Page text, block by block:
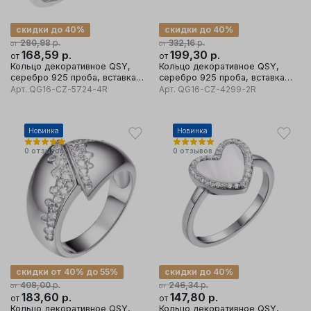
от 280,98р.
скидки до 40%
от 168,59 р.
Кольцо декоративное QSY,
серебро 925 проба, вставка
кубический цирконий
Арт. QG16-CZ-5724-4R
от 332,16р.
скидки до 40%
от 199,30 р.
Кольцо декоративное QSY,
серебро 925 проба, вставка
кубический цирконий
Арт. QG16-CZ-4299-2R
Новинка
0 отзывов
от 408,00р.
скидки от 40% до 55%
от 183,60 р.
Кольцо декоративное QSY,
Новинка
0 отзывов
от 246,34р.
скидки до 40%
от 147,80 р.
Кольцо декоративное QSY,